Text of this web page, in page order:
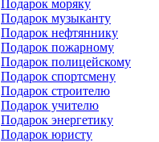
Подарок моряку
Подарок музыканту
Подарок нефтяннику
Подарок пожарному
Подарок полицейскому
Подарок спортсмену
Подарок строителю
Подарок учителю
Подарок энергетику
Подарок юристу